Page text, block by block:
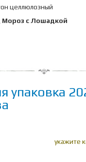
целлюлозный
Мороз с Лошадкой
упаковка
укажите